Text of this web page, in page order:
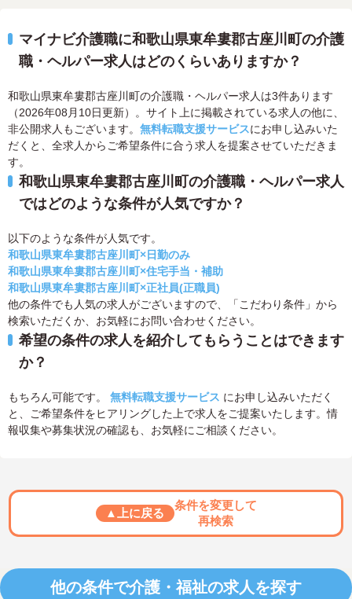
マイナビ介護職に和歌山県東牟婁郡古座川町の介護
職・ヘルパー求人はどのくらいありますか？
和歌山県東牟婁郡古座川町の介護職・ヘルパー求人は3件あります
（2026年08月10日更新）。サイト上に掲載されている求人の他に、
非公開求人もございます。 無料転職支援サービスにお申し込みいた
だくと、全求人からご希望条件に合う求人を提案させていただきま
す。
和歌山県東牟婁郡古座川町の介護職・ヘルパー求人
ではどのような条件が人気ですか？
以下のような条件が人気です。
和歌山県東牟婁郡古座川町×日勤のみ
和歌山県東牟婁郡古座川町×住宅手当・補助
和歌山県東牟婁郡古座川町×正社員(正職員)
他の条件でも人気の求人がございますので、「こだわり条件」から
検索いただくか、お気軽にお問い合わせください。
希望の条件の求人を紹介してもらうことはできます
か？
もちろん可能です。 無料転職支援サービス にお申し込みいただく
と、ご希望条件をヒアリングした上で求人をご提案いたします。情
報収集や募集状況の確認も、お気軽にご相談ください。
▲上に戻る
条件を変更して
再検索
他の条件で介護・福祉の求人を探す